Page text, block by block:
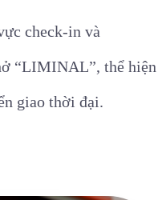
check-in và
“LIMINAL”, thể hiện
giao thời đại.